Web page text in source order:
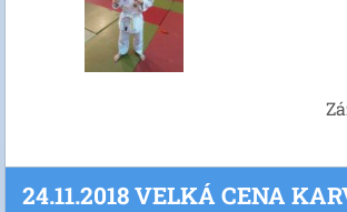
24.11.2018 VELKÁ CENA